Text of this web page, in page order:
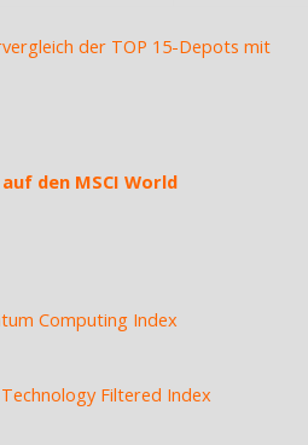
der TOP 15-Depots mit
den MSCI World
Computing Index
Filtered Index